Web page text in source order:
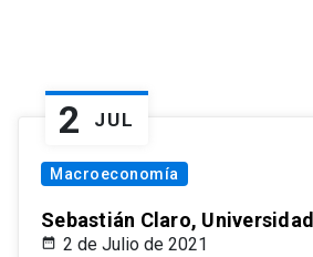
2 JUL
Macroeconomía
Sebastián Claro,
2 de Julio de 2021